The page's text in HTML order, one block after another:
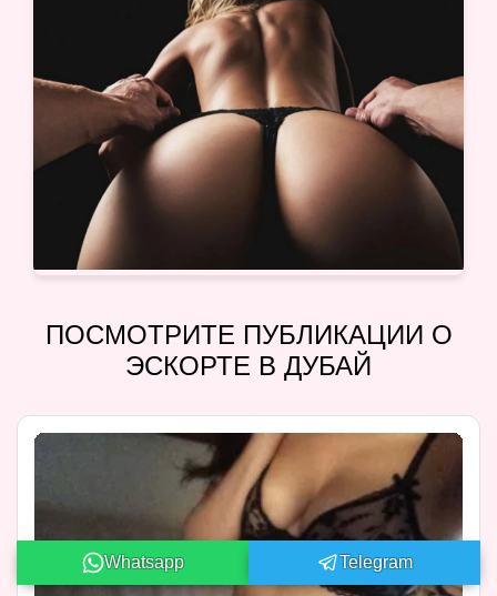
ПОСМОТРИТЕ ПУБЛИКАЦИИ О
ЭСКОРТЕ В ДУБАЙ
Whatsapp Telegram